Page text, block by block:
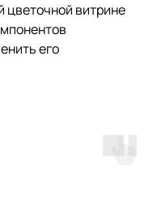
цветочной витрине
его